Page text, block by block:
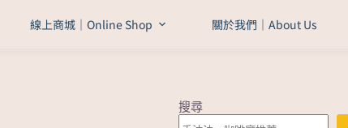
線上商城｜Online Shop 關於我們｜About Us
搜尋